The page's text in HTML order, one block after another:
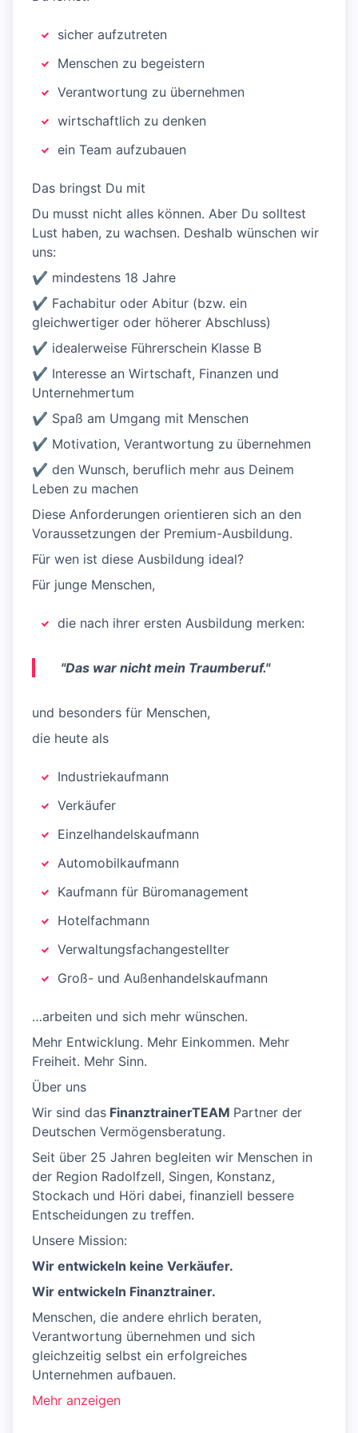
sicher aufzutreten
Menschen zu begeistern
Verantwortung zu übernehmen
wirtschaftlich zu denken
ein Team aufzubauen
Das bringst Du mit
Du musst nicht alles können. Aber Du solltest
Lust haben, zu wachsen. Deshalb wünschen wir
uns:
✔ mindestens 18 Jahre
✔ Fachabitur oder Abitur (bzw. ein
gleichwertiger oder höherer Abschluss)
✔ idealerweise Führerschein Klasse B
✔ Interesse an Wirtschaft, Finanzen und
Unternehmertum
✔ Spaß am Umgang mit Menschen
✔ Motivation, Verantwortung zu übernehmen
✔ den Wunsch, beruflich mehr aus Deinem
Leben zu machen
Diese Anforderungen orientieren sich an den
Voraussetzungen der Premium-Ausbildung.
Für wen ist diese Ausbildung ideal?
Für junge Menschen,
die nach ihrer ersten Ausbildung merken:
"Das war nicht mein Traumberuf."
und besonders für Menschen,
die heute als
Industriekaufmann
Verkäufer
Einzelhandelskaufmann
Automobilkaufmann
Kaufmann für Büromanagement
Hotelfachmann
Verwaltungsfachangestellter
Groß- und Außenhandelskaufmann
…arbeiten und sich mehr wünschen.
Mehr Entwicklung. Mehr Einkommen. Mehr
Freiheit. Mehr Sinn.
Über uns
Wir sind das FinanztrainerTEAM Partner der
Deutschen Vermögensberatung.
Seit über 25 Jahren begleiten wir Menschen in
der Region Radolfzell, Singen, Konstanz,
Stockach und Höri dabei, finanziell bessere
Entscheidungen zu treffen.
Unsere Mission:
Wir entwickeln keine Verkäufer.
Wir entwickeln Finanztrainer.
Menschen, die andere ehrlich beraten,
Verantwortung übernehmen und sich
gleichzeitig selbst ein erfolgreiches
Unternehmen aufbauen.
Mehr anzeigen